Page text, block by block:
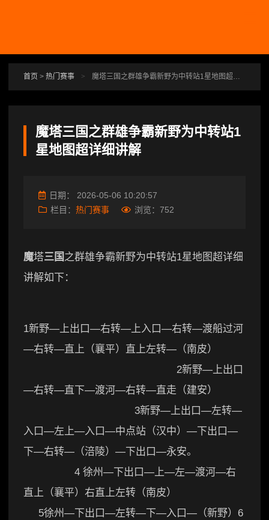
首页 > 热门赛事 > 魔塔三国之群雄争霸新野为中转站1星地图超详细讲解
魔塔三国之群雄争霸新野为中转站1
星地图超详细讲解
日期： 2026-05-06 10:20:57
栏目： 热门赛事 浏览： 752
魔塔三国之群雄争霸新野为中转站1星地图超详细
讲解如下：
1新野—上出口—右转—上入口—右转—渡船过河
—右转—直上（襄平）直上左转—（南皮）
2新野—上出口
—右转—直下—渡河—右转—直走（建安）
3新野—上出口—左转—
入口—左上—入口—中点站（汉中）—下出口—
下—右转—（涪陵）—下出口—永安。
4 徐州—下出口—上—左—渡河—右
直上（襄平）右直上左转（南皮）
5徐州—下出口—左转—下—入口—（新野）6